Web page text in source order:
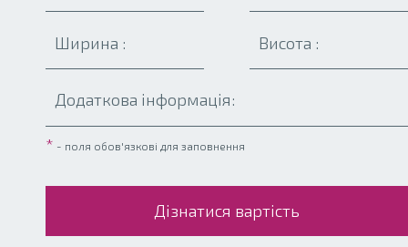
* - поля обов'язкові для заповнення